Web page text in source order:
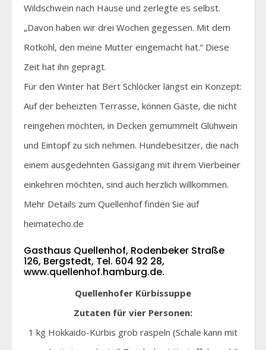
Wildschwein nach Hause und zerlegte es selbst.
„Davon haben wir drei Wochen gegessen. Mit dem
Rotkohl, den meine Mutter eingemacht hat.“ Diese
Zeit hat ihn geprägt.
Für den Winter hat Bert Schlöcker längst ein Konzept:
Auf der beheizten Terrasse, können Gäste, die nicht
reingehen möchten, in Decken gemummelt Glühwein
und Eintopf zu sich nehmen. Hundebesitzer, die nach
einem ausgedehnten Gassigang mit ihrem Vierbeiner
einkehren möchten, sind auch herzlich willkommen.
Mehr Details zum Quellenhof finden Sie auf
heimatecho.de
Gasthaus Quellenhof, Rodenbeker Straße
126, Bergstedt, Tel. 604 92 28,
www.quellenhof.hamburg.de.
Quellenhofer Kürbissuppe
Zutaten für vier Personen:
1 kg Hokkaido-Kürbis grob raspeln (Schale kann mit